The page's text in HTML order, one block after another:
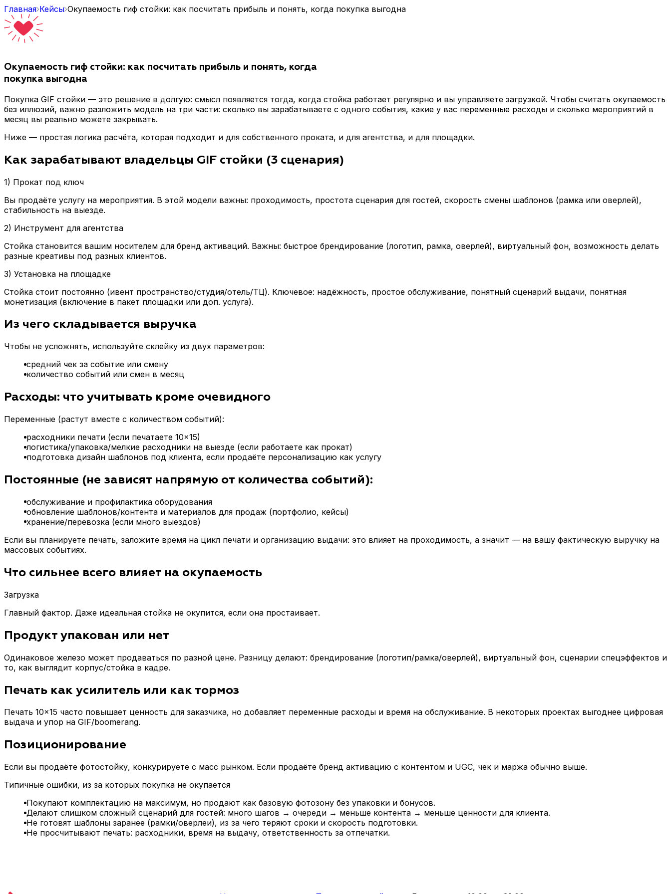
Главная Кейсы Окупаемость гиф стойки: как посчитать прибыль и понять, когда покупка выгодна
Окупаемость гиф стойки: как посчитать прибыль и понять, когда
покупка выгодна
Покупка GIF стойки — это решение в долгую: смысл появляется тогда, когда стойка работает регулярно и вы управляете загрузкой. Чтобы считать окупаемость
без иллюзий, важно разложить модель на три части: сколько вы зарабатываете с одного события, какие у вас переменные расходы и сколько мероприятий в
месяц вы реально можете закрывать.
Ниже — простая логика расчёта, которая подходит и для собственного проката, и для агентства, и для площадки.
Как зарабатывают владельцы GIF стойки (3 сценария)
1) Прокат под ключ
Вы продаёте услугу на мероприятия. В этой модели важны: проходимость, простота сценария для гостей, скорость смены шаблонов (рамка или оверлей),
стабильность на выезде.
2) Инструмент для агентства
Стойка становится вашим носителем для бренд активаций. Важны: быстрое брендирование (логотип, рамка, оверлей), виртуальный фон, возможность делать
разные креативы под разных клиентов.
3) Установка на площадке
Стойка стоит постоянно (ивент пространство/студия/отель/ТЦ). Ключевое: надёжность, простое обслуживание, понятный сценарий выдачи, понятная
монетизация (включение в пакет площадки или доп. услуга).
Из чего складывается выручка
Чтобы не усложнять, используйте склейку из двух параметров:
средний чек за событие или смену
количество событий или смен в месяц
Расходы: что учитывать кроме очевидного
Переменные (растут вместе с количеством событий):
расходники печати (если печатаете 10×15)
логистика/упаковка/мелкие расходники на выезде (если работаете как прокат)
подготовка дизайн шаблонов под клиента, если продаёте персонализацию как услугу
Постоянные (не зависят напрямую от количества событий):
обслуживание и профилактика оборудования
обновление шаблонов/контента и материалов для продаж (портфолио, кейсы)
хранение/перевозка (если много выездов)
Если вы планируете печать, заложите время на цикл печати и организацию выдачи: это влияет на проходимость, а значит — на вашу фактическую выручку на
массовых событиях.
Что сильнее всего влияет на окупаемость
Загрузка
Главный фактор. Даже идеальная стойка не окупится, если она простаивает.
Продукт упакован или нет
Одинаковое железо может продаваться по разной цене. Разницу делают: брендирование (логотип/рамка/оверлей), виртуальный фон, сценарии спецэффектов и
то, как выглядит корпус/стойка в кадре.
Печать как усилитель или как тормоз
Печать 10×15 часто повышает ценность для заказчика, но добавляет переменные расходы и время на обслуживание. В некоторых проектах выгоднее цифровая
выдача и упор на GIF/boomerang.
Позиционирование
Если вы продаёте фотостойку, конкурируете с масс рынком. Если продаёте бренд активацию с контентом и UGC, чек и маржа обычно выше.
Типичные ошибки, из за которых покупка не окупается
Покупают комплектацию на максимум, но продают как базовую фотозону без упаковки и бонусов.
Делают слишком сложный сценарий для гостей: много шагов → очереди → меньше контента → меньше ценности для клиента.
Не готовят шаблоны заранее (рамки/оверлеи), из за чего теряют сроки и скорость подготовки.
Не просчитывают печать: расходники, время на выдачу, ответственность за отпечатки.